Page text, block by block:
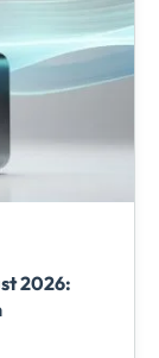
2026: